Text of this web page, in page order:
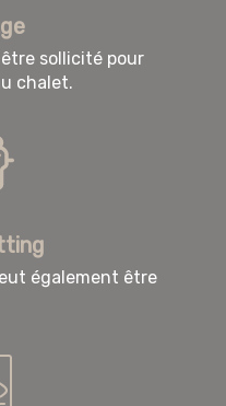
sollicité pour
chalet.
également être